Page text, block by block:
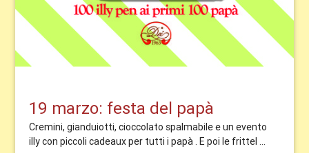
19 marzo: festa del papà
Cremini, gianduiotti, cioccolato spalmabile e un evento
illy con piccoli cadeaux per tutti i papà . E poi le frittel ...